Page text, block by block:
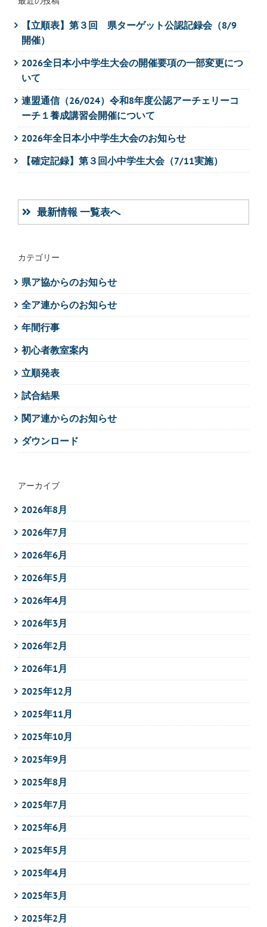
【立順表】第３回 県ターゲット公認記録会（8/9
開催）
2026全日本小中学生大会の開催要項の一部変更につ
いて
連盟通信（26/024）令和8年度公認アーチェリーコ
ーチ１養成講習会開催について
2026年全日本小中学生大会のお知らせ
【確定記録】第３回小中学生大会（7/11実施）
最新情報 一覧表へ
カテゴリー
県ア協からのお知らせ
全ア連からのお知らせ
年間行事
初心者教室案内
立順発表
試合結果
関ア連からのお知らせ
ダウンロード
アーカイブ
2026年8月
2026年7月
2026年6月
2026年5月
2026年4月
2026年3月
2026年2月
2026年1月
2025年12月
2025年11月
2025年10月
2025年9月
2025年8月
2025年7月
2025年6月
2025年5月
2025年4月
2025年3月
2025年2月